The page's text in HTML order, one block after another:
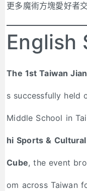
更多魔術方塊愛好者
English
The 1st Taiwan
s successfully held
Middle School in
hi Sports &
Cube, the event
om across Taiwan